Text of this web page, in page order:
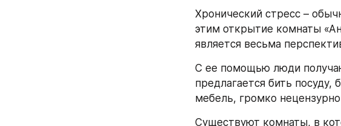
Хронический стресс –
этим открытие комнаты
является весьма
С ее помощью люди
предлагается бить
мебель, громко
Существуют комнаты, в